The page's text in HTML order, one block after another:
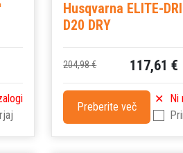
Husqvarna ELITE-
D20 DRY
204,98 € 117,61 €
Preberite več
Ni